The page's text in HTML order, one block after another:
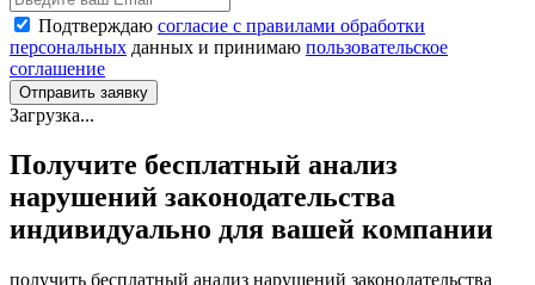
Подтверждаю согласие с правилами обработки
персональных данных и принимаю пользовательское
соглашение
Отправить заявку
Загрузка...
Получите бесплатный анализ
нарушений законодательства
индивидуально для вашей компании
получить бесплатный анализ нарушений законодательства